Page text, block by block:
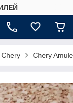
Chery Chery